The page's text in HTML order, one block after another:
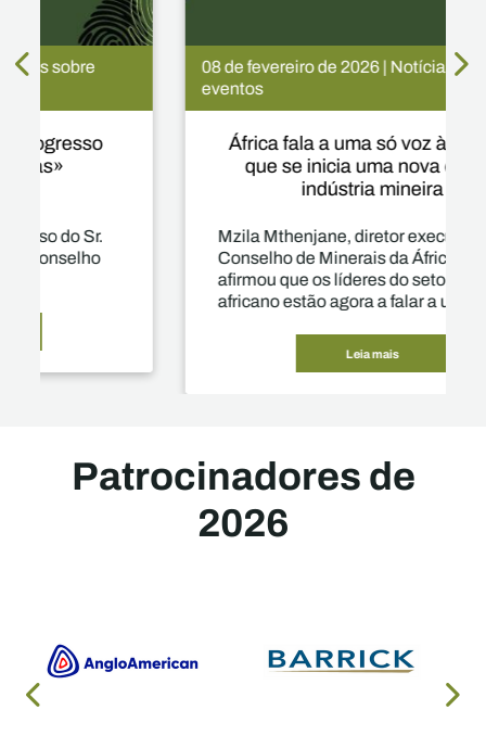
08 de fevereiro de 2026 | Notícias sobre
África fala a uma só voz à medida
que se inicia uma nova era na
indústria mineira
Mzila Mthenjane, diretor executivo do
Conselho de Minerais da África do Sul,
afirmou que os líderes do setor mineiro
africano estão agora a falar a uma só
Patrocinadores de
2026